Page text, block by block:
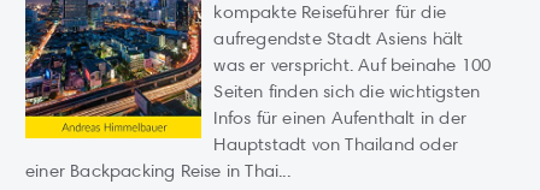
kompakte Reiseführer für die
aufregendste Stadt Asiens hält
was er verspricht. Auf beinahe 100
Seiten finden sich die wichtigsten
Infos für einen Aufenthalt in der
Hauptstadt von Thailand oder
einer Backpacking Reise in Thai...